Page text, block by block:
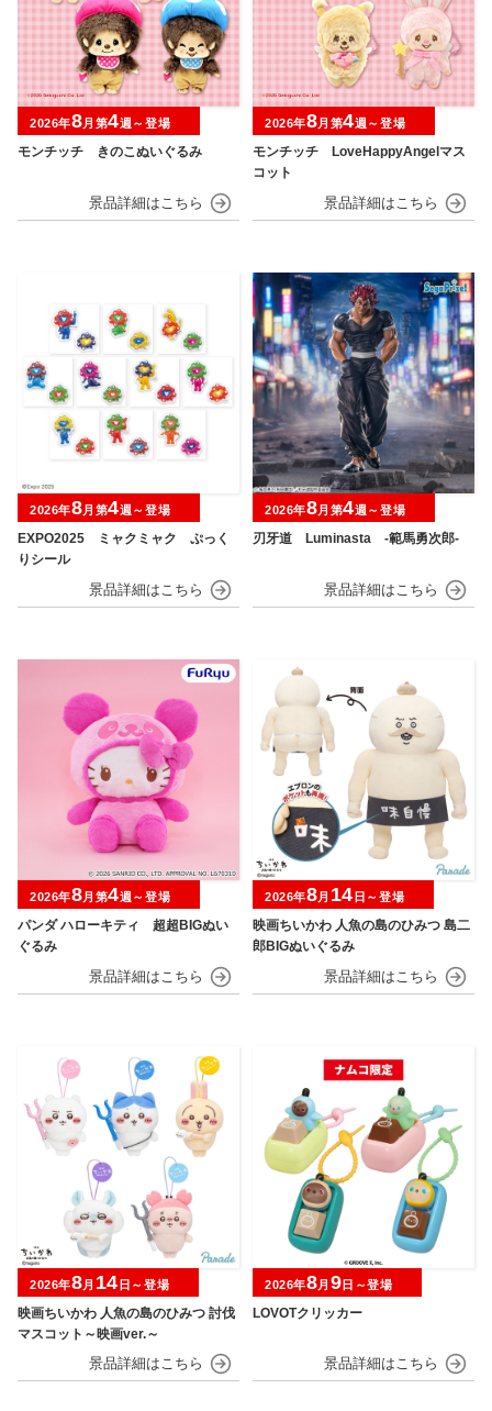
モンチッチ きのこぬいぐるみ
2026年8月第4週～登場
モンチッチ LoveHappyAngelマス
コット
2026年8月第4週～登場
EXPO2025 ミャクミャク ぷっく
りシール
2026年8月第4週～登場
刃牙道 Luminasta ‐範馬勇次郎‐
2026年8月第4週～登場
パンダ ハローキティ 超超BIGぬい
ぐるみ
2026年8月第4週～登場
映画ちいかわ 人魚の島のひみつ 島二
郎BIGぬいぐるみ
2026年8月 14 日～登場
映画ちいかわ 人魚の島のひみつ 討伐
マスコット～映画ver.～
2026年8月 14 日～登場
LOVOTクリッカー
2026年8月 9日～登場